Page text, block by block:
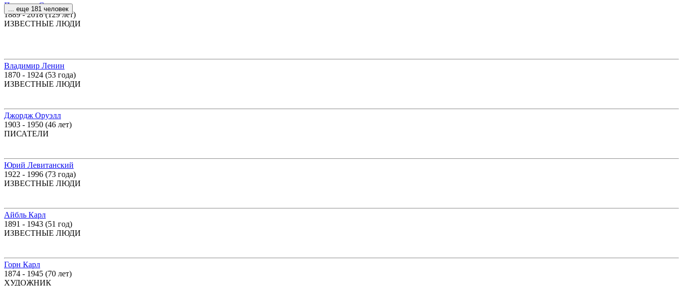
Питирим Сорокин
1889 - 2018 (129 лет)
ИЗВЕСТНЫЕ ЛЮДИ
... еще 181 человек
Владимир Ленин
1870 - 1924 (53 года)
ИЗВЕСТНЫЕ ЛЮДИ
Джордж Оруэлл
1903 - 1950 (46 лет)
ПИСАТЕЛИ
Юрий Левитанский
1922 - 1996 (73 года)
ИЗВЕСТНЫЕ ЛЮДИ
Айбль Карл
1891 - 1943 (51 год)
ИЗВЕСТНЫЕ ЛЮДИ
Горн Карл
1874 - 1945 (70 лет)
ХУДОЖНИК